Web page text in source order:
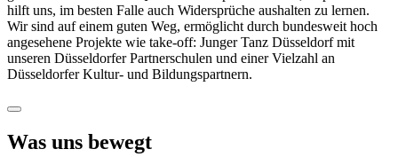
hilft uns, im besten Falle auch Widersprüche aushalten zu lernen.
Wir sind auf einem guten Weg, ermöglicht durch bundesweit hoch
angesehene Projekte wie take-off: Junger Tanz Düsseldorf mit
unseren Düsseldorfer Partnerschulen und einer Vielzahl an
Düsseldorfer Kultur- und Bildungspartnern.
Was uns bewegt